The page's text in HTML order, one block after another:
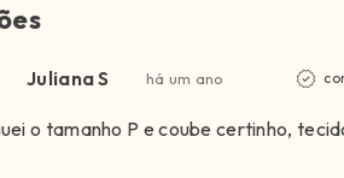
Juliana S há um ano
o tamanho P e coube certinho,